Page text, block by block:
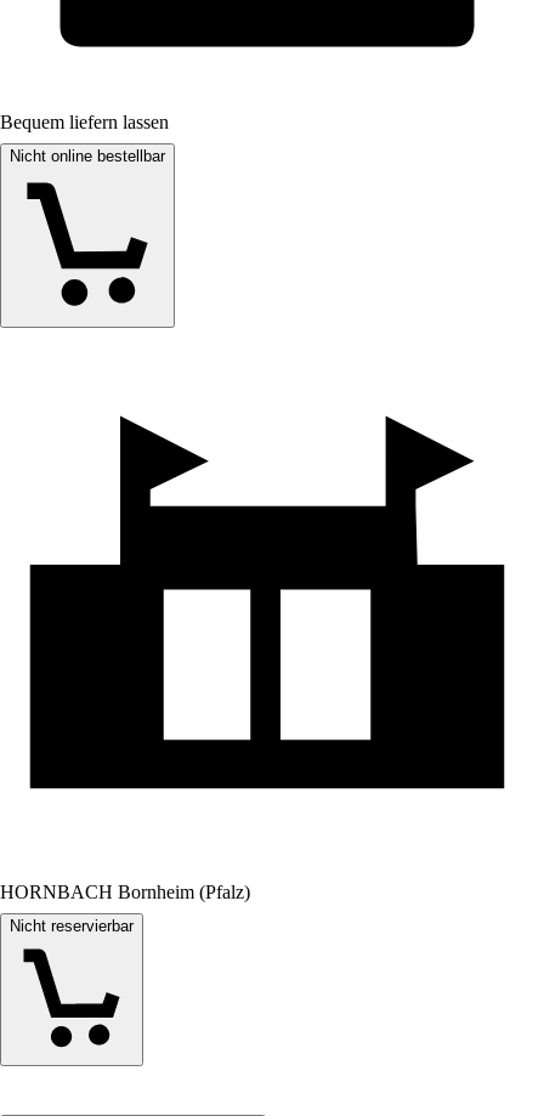
Bequem liefern lassen
Nicht online bestellbar
HORNBACH Bornheim (Pfalz)
Nicht reservierbar